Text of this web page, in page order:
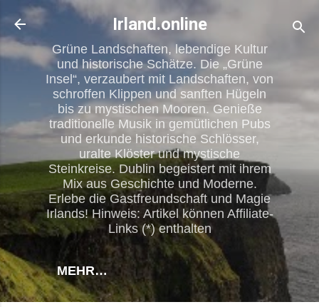
Direkt zum Hauptbereich
Irland.online
Grüne Landschaften, lebendige Kultur
und historische Schätze. Die „Grüne
Insel“, verzaubert mit Landschaften, von
schroffen Klippen und sanften Hügeln
bis zu mystischen Mooren. Genieße
traditionelle Musik in gemütlichen Pubs
und erkunde historische Schlösser,
uralte Klöster und mystische
Steinkreise. Dublin begeistert mit ihrem
Mix aus Geschichte und Moderne.
Erlebe die Gastfreundschaft und Magie
Irlands! Hinweis: Artikel können Affiliate-
Links (*) enthalten
MEHR…